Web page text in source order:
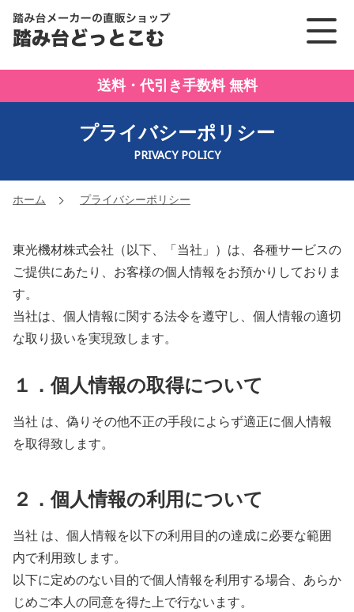
踏み台メーカーの直販ショ
送料・代引き手数料 無料
プライバシーポリシー
PRIVACY POLICY
ホーム プライバシーポリシー
東光機材株式会社（以下、「当社」）は、各種サービスの
ご提供にあたり、お客様の個人情報をお預かりしておりま
す。
当社は、個人情報に関する法令を遵守し、個人情報の適切
な取り扱いを実現致します。
１．個人情報の取得について
当社 は、偽りその他不正の手段によらず適正に個人情報
を取得致します。
２．個人情報の利用について
当社 は、個人情報を以下の利用目的の達成に必要な範囲
内で利用致します。
以下に定めのない目的で個人情報を利用する場合、あらか
じめご本人の同意を得た上で行ないます。